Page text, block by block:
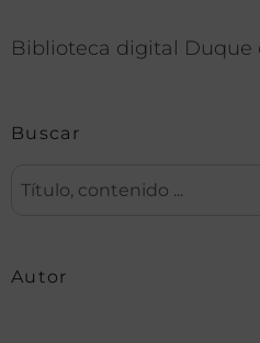
Biblioteca digital Duque
Buscar
Autor